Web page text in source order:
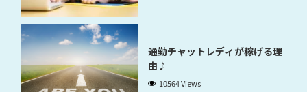
通勤チャットレディが稼げる理
由♪
10564 Views